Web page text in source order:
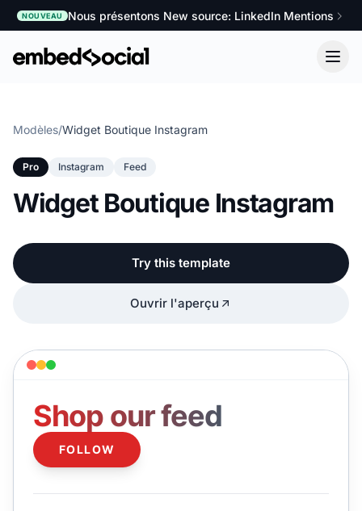
NOUVEAU Nous présentons New source: LinkedIn Mentions
Modèles/Widget Boutique Instagram
Pro Instagram Feed
Widget Boutique Instagram
Try this template
Ouvrir l'aperçu